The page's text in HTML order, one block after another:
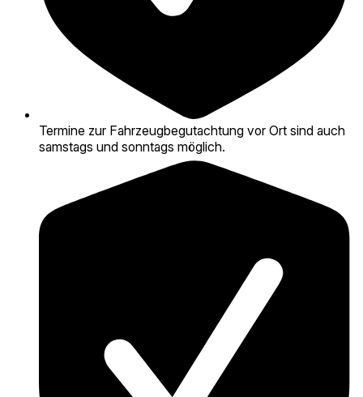
Termine zur Fahrzeugbegutachtung vor Ort sind auch
samstags und sonntags möglich.